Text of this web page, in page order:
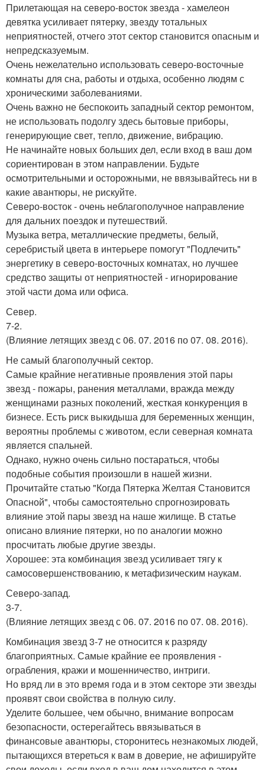
Прилетающая на северо-восток звезда - хамелеон
девятка усиливает пятерку, звезду тотальных
неприятностей, отчего этот сектор становится опасным и
непредсказуемым.
Очень нежелательно использовать северо-восточные
комнаты для сна, работы и отдыха, особенно людям с
хроническими заболеваниями.
Очень важно не беспокоить западный сектор ремонтом,
не использовать подолгу здесь бытовые приборы,
генерирующие свет, тепло, движение, вибрацию.
Не начинайте новых больших дел, если вход в ваш дом
сориентирован в этом направлении. Будьте
осмотрительными и осторожными, не ввязывайтесь ни в
какие авантюры, не рискуйте.
Северо-восток - очень неблагополучное направление
для дальних поездок и путешествий.
Музыка ветра, металлические предметы, белый,
серебристый цвета в интерьере помогут "Подлечить"
энергетику в северо-восточных комнатах, но лучшее
средство защиты от неприятностей - игнорирование
этой части дома или офиса.
Север.
7-2.
(Влияние летящих звезд с 06. 07. 2016 по 07. 08. 2016).
Не самый благополучный сектор.
Самые крайние негативные проявления этой пары
звезд - пожары, ранения металлами, вражда между
женщинами разных поколений, жесткая конкуренция в
бизнесе. Есть риск выкидыша для беременных женщин,
вероятны проблемы с животом, если северная комната
является спальней.
Однако, нужно очень сильно постараться, чтобы
подобные события произошли в нашей жизни.
Прочитайте статью "Когда Пятерка Желтая Становится
Опасной", чтобы самостоятельно спрогнозировать
влияние этой пары звезд на наше жилище. В статье
описано влияние пятерки, но по аналогии можно
просчитать любые другие звезды.
Хорошее: эта комбинация звезд усиливает тягу к
самосовершенствованию, к метафизическим наукам.
Северо-запад.
3-7.
(Влияние летящих звезд с 06. 07. 2016 по 07. 08. 2016).
Комбинация звезд 3-7 не относится к разряду
благоприятных. Самые крайние ее проявления -
ограбления, кражи и мошенничество, интриги.
Но вряд ли в это время года и в этом секторе эти звезды
проявят свои свойства в полную силу.
Уделите большее, чем обычно, внимание вопросам
безопасности, остерегайтесь ввязываться в
финансовые авантюры, сторонитесь незнакомых людей,
пытающихся втереться к вам в доверие, не афишируйте